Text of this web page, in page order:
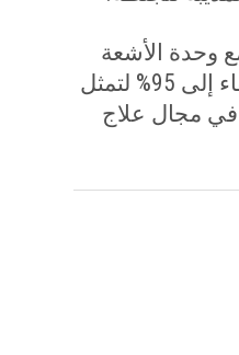
وحدة الأشعة
في إطار خطة إصلاح شاملة، أسهمت إلى حد كبير في رفع نسب الشفاء إلى 95% لتمثل
في مجال علاج